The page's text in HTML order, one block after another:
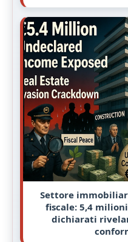
Settore
fiscale: 5,4
dichiarati